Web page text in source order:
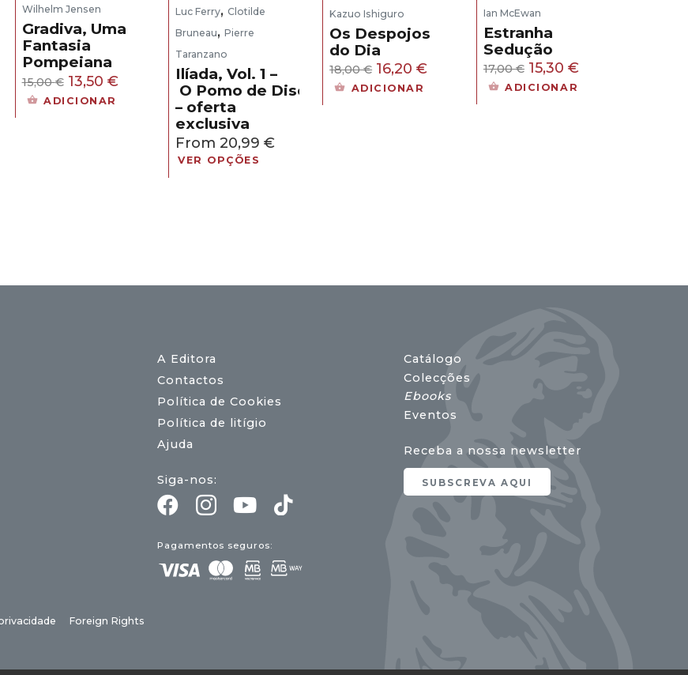
Wilhelm Jensen
Gradiva, Uma
Fantasia
Pompeiana
15,00€ O
preço
13,50 €O
ADICIONAR
Luc Ferry,Clotilde
Bruneau,Pierre
Taranzano
Ilíada, Vol. 1 –
O Pomo de Discórdia
– oferta
exclusiva
From20,99€
VER OPÇÕES
Kazuo Ishiguro
Os Despojos
do Dia
18,00€ O
preço
16,20€
ADICIONAR
Ian McEwan
Estranha
Sedução
17,00€ O
preço
15,30 €O
ADICIONAR
A Editora
Contactos
Política de Cookies
Política de litígio
Ajuda
Siga-nos:
Pagamentos seguros:
Catálogo
Colecções
Ebooks
Eventos
Receba a nossa newsletter
SUBSCREVA AQUI
Foreign Rights